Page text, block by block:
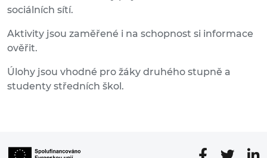
sociálních sítí.
Aktivity jsou zaměřené i na schopnost si informace
ověřit.
Úlohy jsou vhodné pro žáky druhého stupně a
studenty středních škol.